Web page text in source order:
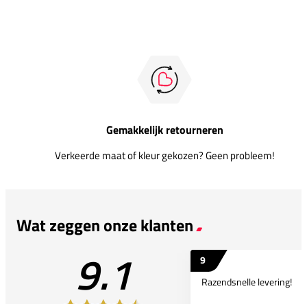
Gemakkelijk retourneren
Verkeerde maat of kleur gekozen? Geen probleem!
Wat zeggen onze klanten
9.1
9
Razendsnelle levering!